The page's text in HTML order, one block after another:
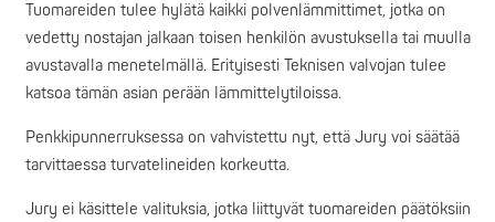
Tuomareiden tulee hylätä kaikki polvenlämmittimet, jotka on
vedetty nostajan jalkaan toisen henkilön avustuksella tai muulla
avustavalla menetelmällä. Erityisesti Teknisen valvojan tulee
katsoa tämän asian perään lämmittelytiloissa.
Penkkipunnerruksessa on vahvistettu nyt, että Jury voi säätää
tarvittaessa turvatelineiden korkeutta.
Jury ei käsittele valituksia, jotka liittyvät tuomareiden päätöksiin